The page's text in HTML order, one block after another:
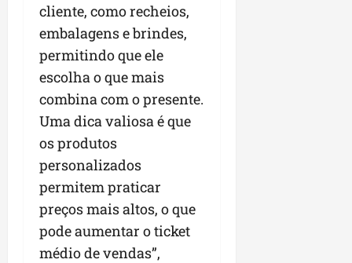
cliente, como recheios,
embalagens e brindes,
permitindo que ele
escolha o que mais
combina com o presente.
Uma dica valiosa é que
os produtos
personalizados
permitem praticar
preços mais altos, o que
pode aumentar o ticket
médio de vendas”,